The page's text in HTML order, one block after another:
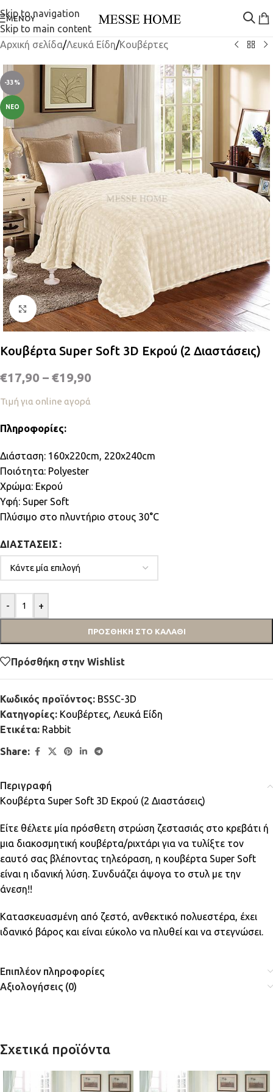
Skip to navigation
Skip to main content
ΜΕΝΟΎ
Αρχική σελίδα/Λευκά Είδη/Κουβέρτες
-33%
ΝΈΟ
Κλικ για μεγέθυνση
Κουβέρτα Super Soft 3D Εκρού (2 Διαστάσεις)
€17,90 – €19,90
Τιμή για online αγορά
Πληροφορίες:
Διάσταση: 160x220cm, 220x240cm
Ποιότητα: Polyester
Χρώμα: Εκρού
Υφή: Super Soft
Πλύσιμο στο πλυντήριο στους 30°C
ΔΙΑΣΤΆΣΕΙΣ
- +
ΠΡΟΣΘΉΚΗ ΣΤΟ ΚΑΛΆΘΙ
Πρόσθήκη στην Wishlist
Κωδικός προϊόντος: BSSC-3D
Κατηγορίες: Κουβέρτες, Λευκά Είδη
Ετικέτα: Rabbit
Share:
Περιγραφή
Κουβέρτα Super Soft 3D Εκρού (2 Διαστάσεις)
Είτε θέλετε μία πρόσθετη στρώση ζεστασιάς στο κρεβάτι ή
μια διακοσμητική κουβέρτα/ριχτάρι για να τυλίξτε τον
εαυτό σας βλέποντας τηλεόραση, η κουβέρτα Super Soft
είναι η ιδανική λύση. Συνδυάζει άψογα το στυλ με την
άνεση!!
Κατασκευασμένη από ζεστό, ανθεκτικό πολυεστέρα, έχει
ιδανικό βάρος και είναι εύκολο να πλυθεί και να στεγνώσει.
Επιπλέον πληροφορίες
Αξιολογήσεις (0)
Σχετικά προϊόντα